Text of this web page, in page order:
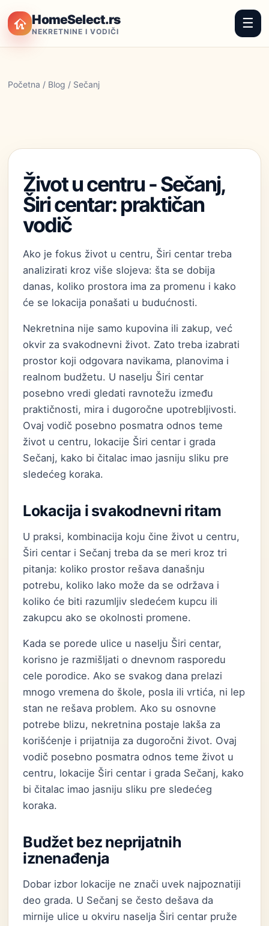
HomeSelect.rs
NEKRETNINE I VODIČI
☰
Početna / Blog / Sečanj
Život u centru - Sečanj,
Širi centar: praktičan
vodič
Ako je fokus život u centru, Širi centar treba
analizirati kroz više slojeva: šta se dobija
danas, koliko prostora ima za promenu i kako
će se lokacija ponašati u budućnosti.
Nekretnina nije samo kupovina ili zakup, već
okvir za svakodnevni život. Zato treba izabrati
prostor koji odgovara navikama, planovima i
realnom budžetu. U naselju Širi centar
posebno vredi gledati ravnotežu između
praktičnosti, mira i dugoročne upotrebljivosti.
Ovaj vodič posebno posmatra odnos teme
život u centru, lokacije Širi centar i grada
Sečanj, kako bi čitalac imao jasniju sliku pre
sledećeg koraka.
Lokacija i svakodnevni ritam
U praksi, kombinacija koju čine život u centru,
Širi centar i Sečanj treba da se meri kroz tri
pitanja: koliko prostor rešava današnju
potrebu, koliko lako može da se održava i
koliko će biti razumljiv sledećem kupcu ili
zakupcu ako se okolnosti promene.
Kada se porede ulice u naselju Širi centar,
korisno je razmišljati o dnevnom rasporedu
cele porodice. Ako se svakog dana prelazi
mnogo vremena do škole, posla ili vrtića, ni lep
stan ne rešava problem. Ako su osnovne
potrebe blizu, nekretnina postaje lakša za
korišćenje i prijatnija za dugoročni život. Ovaj
vodič posebno posmatra odnos teme život u
centru, lokacije Širi centar i grada Sečanj, kako
bi čitalac imao jasniju sliku pre sledećeg
koraka.
Budžet bez neprijatnih
iznenađenja
Dobar izbor lokacije ne znači uvek najpoznatiji
deo grada. U Sečanj se često dešava da
mirnije ulice u okviru naselja Širi centar pruže